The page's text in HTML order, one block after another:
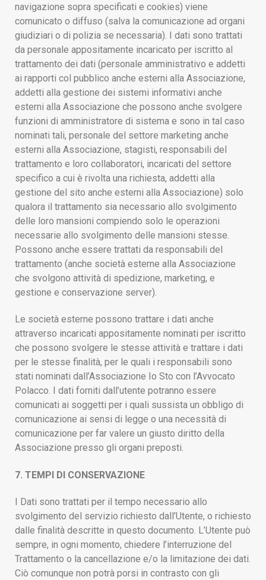
navigazione sopra specificati e cookies) viene
comunicato o diffuso (salva la comunicazione ad organi
giudiziari o di polizia se necessaria). I dati sono trattati
da personale appositamente incaricato per iscritto al
trattamento dei dati (personale amministrativo e addetti
ai rapporti col pubblico anche esterni alla Associazione,
addetti alla gestione dei sistemi informativi anche
esterni alla Associazione che possono anche svolgere
funzioni di amministratore di sistema e sono in tal caso
nominati tali, personale del settore marketing anche
esterni alla Associazione, stagisti, responsabili del
trattamento e loro collaboratori, incaricati del settore
specifico a cui è rivolta una richiesta, addetti alla
gestione del sito anche esterni alla Associazione) solo
qualora il trattamento sia necessario allo svolgimento
delle loro mansioni compiendo solo le operazioni
necessarie allo svolgimento delle mansioni stesse.
Possono anche essere trattati da responsabili del
trattamento (anche società esterne alla Associazione
che svolgono attività di spedizione, marketing, e
gestione e conservazione server).
Le società esterne possono trattare i dati anche
attraverso incaricati appositamente nominati per iscritto
che possono svolgere le stesse attività e trattare i dati
per le stesse finalità, per le quali i responsabili sono
stati nominati dall’Associazione Io Sto con l’Avvocato
Polacco. I dati forniti dall’utente potranno essere
comunicati ai soggetti per i quali sussista un obbligo di
comunicazione ai sensi di legge o una necessità di
comunicazione per far valere un giusto diritto della
Associazione presso gli organi preposti.
7. TEMPI DI CONSERVAZIONE
I Dati sono trattati per il tempo necessario allo
svolgimento del servizio richiesto dall’Utente, o richiesto
dalle finalità descritte in questo documento. L’Utente può
sempre, in ogni momento, chiedere l’interruzione del
Trattamento o la cancellazione e/o la limitazione dei dati.
Ciò comunque non potrà porsi in contrasto con gli